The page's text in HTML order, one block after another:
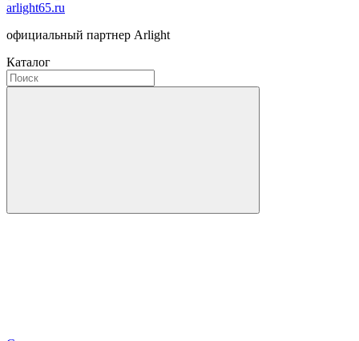
arlight65.ru
официальный партнер Arlight
Каталог